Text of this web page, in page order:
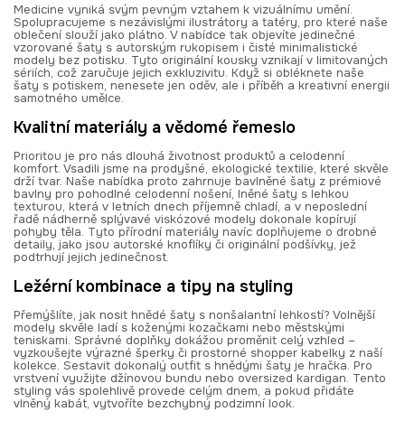
Medicine vyniká svým pevným vztahem k vizuálnímu umění.
Spolupracujeme s nezávislými ilustrátory a tatéry, pro které naše
oblečení slouží jako plátno. V nabídce tak objevíte jedinečné
vzorované šaty s autorským rukopisem i čisté minimalistické
modely bez potisku. Tyto originální kousky vznikají v limitovaných
sériích, což zaručuje jejich exkluzivitu. Když si obléknete naše
šaty s potiskem, nenesete jen oděv, ale i příběh a kreativní energii
samotného umělce.
Kvalitní materiály a vědomé řemeslo
Prioritou je pro nás dlouhá životnost produktů a celodenní
komfort. Vsadili jsme na prodyšné, ekologické textilie, které skvěle
drží tvar. Naše nabídka proto zahrnuje bavlněné šaty z prémiové
bavlny pro pohodlné celodenní nošení, lněné šaty s lehkou
texturou, která v letních dnech příjemně chladí, a v neposlední
řadě nádherně splývavé viskózové modely dokonale kopírují
pohyby těla. Tyto přírodní materiály navíc doplňujeme o drobné
detaily, jako jsou autorské knoflíky či originální podšívky, jež
podtrhují jejich jedinečnost.
Ležérní kombinace a tipy na styling
Přemýšlíte, jak nosit hnědé šaty s nonšalantní lehkostí? Volnější
modely skvěle ladí s koženými kozačkami nebo městskými
teniskami. Správné doplňky dokážou proměnit celý vzhled –
vyzkoušejte výrazné šperky či prostorné shopper kabelky z naší
kolekce. Sestavit dokonalý outfit s hnědými šaty je hračka. Pro
vrstvení využijte džínovou bundu nebo oversized kardigan. Tento
styling vás spolehlivě provede celým dnem, a pokud přidáte
vlněný kabát, vytvoříte bezchybný podzimní look.